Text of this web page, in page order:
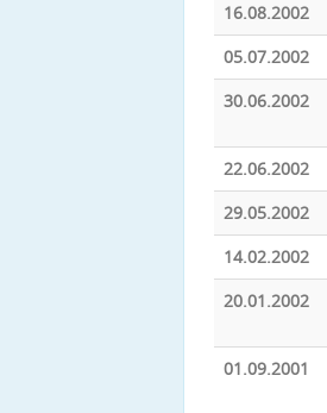
16.08.2002
05.07.2002
30.06.2002
22.06.2002
29.05.2002
14.02.2002
20.01.2002
01.09.2001